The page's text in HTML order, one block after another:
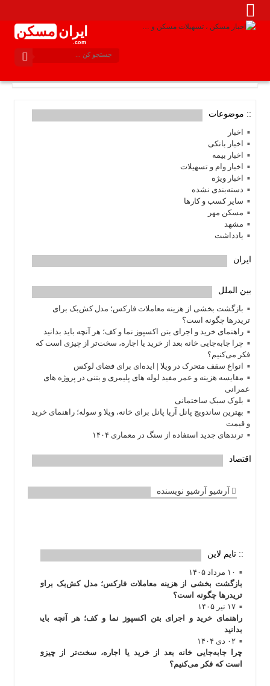
مسکن ایران
.com
:: موضوعات
اخبار
اخبار بانکی
اخبار بیمه
اخبار وام و تسهیلات
اخبار ویژه
دسته‌بندی نشده
سایر کسب و کارها
مسکن مهر
مشهد
یادداشت
ایران
بین الملل
بازگشت بخشی از هزینه معاملات فارکس؛ مدل کش‌بک برای
تریدرها چگونه است؟
راهنمای خرید و اجرای بتن اکسپوز نما و کف؛ هر آنچه باید بدانید
چرا جابه‌جایی خانه بعد از خرید یا اجاره، سخت‌تر از چیزی است که
فکر می‌کنیم؟
انواع سقف متحرک در ویلا | ایده‌ای برای فضای لوکس
مقایسه هزینه و عمر مفید لوله های پلیمری و بتنی در پروژه های
عمرانی
بلوک سبک ساختمانی
بهترین ساندویچ پانل آریا پانل برای خانه، ویلا و سوله؛ راهنمای خرید
و قیمت
ترندهای جدید استفاده از سنگ در معماری ۱۴۰۴
اقتصاد
آرشیو آرشیو نویسنده
:: تایم لاین
۱۰ مرداد ۱۴۰۵
بازگشت بخشی از هزینه معاملات فارکس؛ مدل کش‌بک برای
تریدرها چگونه است؟
۱۷ تیر ۱۴۰۵
راهنمای خرید و اجرای بتن اکسپوز نما و کف؛ هر آنچه باید
بدانید
۰۲ دی ۱۴۰۴
چرا جابه‌جایی خانه بعد از خرید یا اجاره، سخت‌تر از چیزی
است که فکر می‌کنیم؟